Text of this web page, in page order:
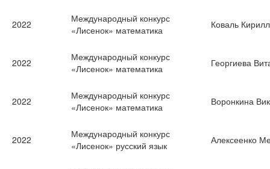
2022
Международный конкурс
«Лисенок» математика
Коваль Кирилл
2022
Международный конкурс
«Лисенок» математика
Георгиева
2022
Международный конкурс
«Лисенок» математика
Воронкина
2022
Международный конкурс
«Лисенок» русский язык
Алексеенко